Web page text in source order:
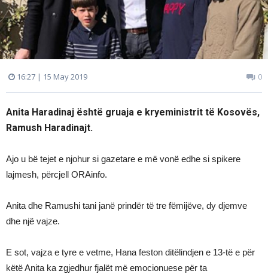
16:27 | 15 May 2019 0
Anita Haradinaj është gruaja e kryeministrit të Kosovës,
Ramush Haradinajt.
Ajo u bë tejet e njohur si gazetare e më vonë edhe si spikere
lajmesh, përcjell ORAinfo.
Anita dhe Ramushi tani janë prindër të tre fëmijëve, dy djemve
dhe një vajze.
E sot, vajza e tyre e vetme, Hana feston ditëlindjen e 13-të e për
këtë Anita ka zgjedhur fjalët më emocionuese për ta